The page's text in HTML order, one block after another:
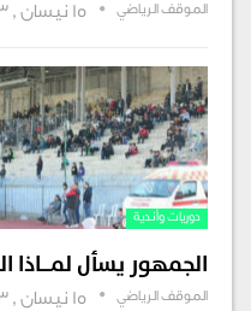
الموقف الرياضي 15 نيسان , 2023
دوريات وأندية
الجمهور يسأل لمــــاذا
الموقف الرياضي 15 نيسان , 2023